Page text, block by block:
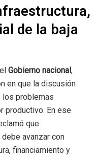
de la baja
Gobierno nacional ,
en que la discusión
los problemas
productivo. En ese
que
avanzar con
financiamiento y